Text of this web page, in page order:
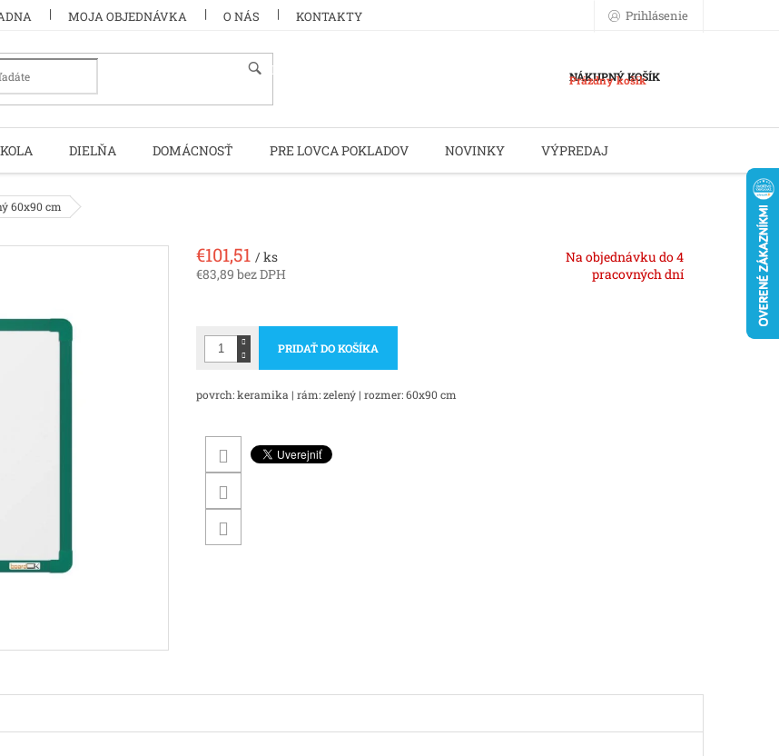
MOJA OBJEDNÁVKA O NÁS KONTAKTY Prihlásenie
HĽADAŤ NÁKUPNÝ KOŠÍK
Prázdny košík
DIELŇA DOMÁCNOSŤ PRE LOVCA POKLADOV NOVINKY VÝPREDAJ
60x90 cm
€101,51 / ks
€83,89 bez DPH
Na objednávku do 4
pracovných dní
PRIDAŤ DO KOŠÍKA
povrch: keramika | rám: zelený | rozmer: 60x90 cm